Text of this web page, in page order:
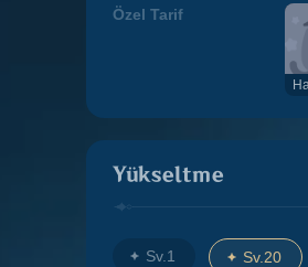
Özel Tarif
Yükseltme
Sv.1 Sv.20